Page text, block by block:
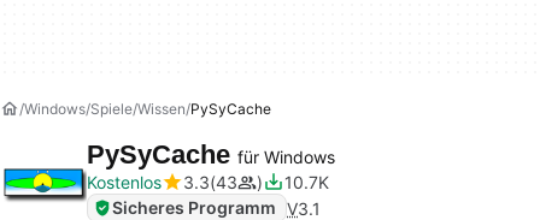
Windows Spiele Wissen PySyCache
PySyCache für Windows
Kostenlos
3.3 43
10.7K
Sicheres Programm V3.1